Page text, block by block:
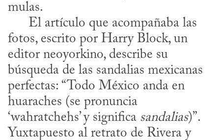
mulas.
fotos, escrito por Harry Block, un
editor neoyorkino, describe su
búsqueda de las sandalias mexicanas
perfectas: “Todo México anda en
huaraches (se pronuncia
‘wahratchehs’ y significa sandalias)”.
Yuxtapuesto al retrato de Rivera y